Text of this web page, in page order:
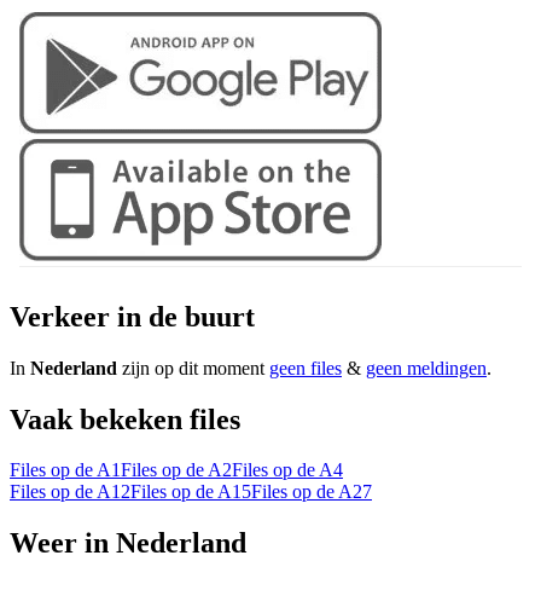
Verkeer in de buurt
In Nederland zijn op dit moment geen files & geen meldingen.
Vaak bekeken files
Files op de A1Files op de A2Files op de A4
Files op de A12Files op de A15Files op de A27
Weer in Nederland